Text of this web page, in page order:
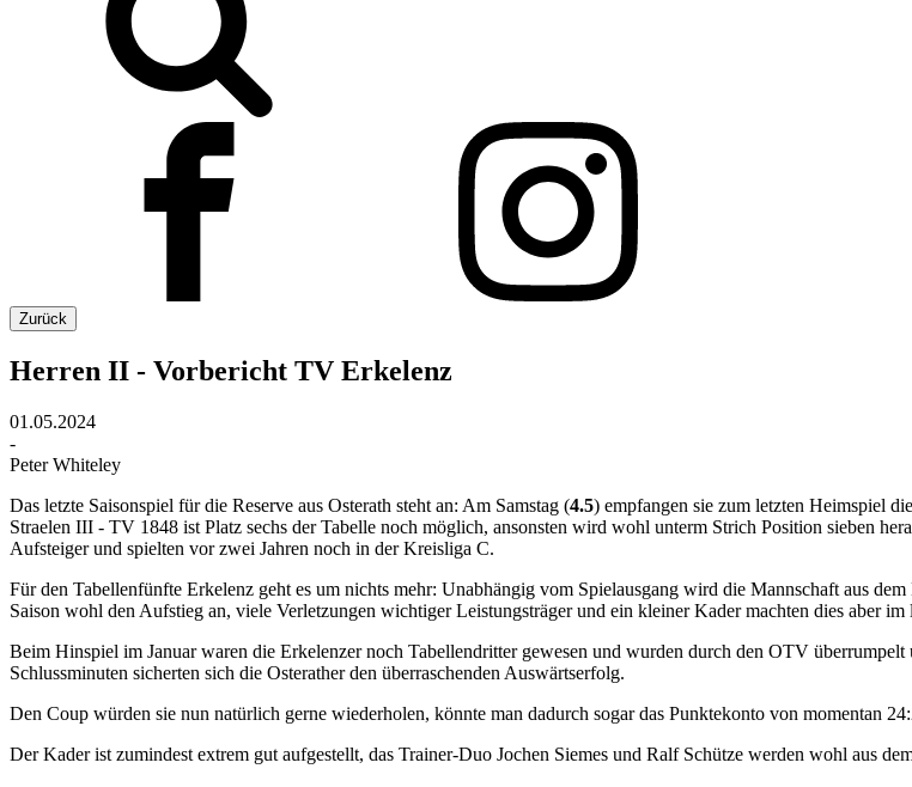
Zurück
Herren II - Vorbericht TV Erkelenz
01.05.2024
-
Peter Whiteley
Das letzte Saisonspiel für die Reserve aus Osterath steht an: Am Samstag (4.5) empfangen sie zum letzten Heimspiel
Straelen III - TV 1848 ist Platz sechs der Tabelle noch möglich, ansonsten wird wohl unterm Strich Position sieben
Aufsteiger und spielten vor zwei Jahren noch in der Kreisliga C.
Für den Tabellenfünfte Erkelenz geht es um nichts mehr: Unabhängig vom Spielausgang wird die Mannschaft aus
Saison wohl den Aufstieg an, viele Verletzungen wichtiger Leistungsträger und ein kleiner Kader machten dies aber
Beim Hinspiel im Januar waren die Erkelenzer noch Tabellendritter gewesen und wurden durch den OTV
Schlussminuten sicherten sich die Osterather den überraschenden Auswärtserfolg.
Den Coup würden sie nun natürlich gerne wiederholen, könnte man dadurch sogar das Punktekonto von momentan
Der Kader ist zumindest extrem gut aufgestellt, das Trainer-Duo Jochen Siemes und Ralf Schütze werden wohl aus